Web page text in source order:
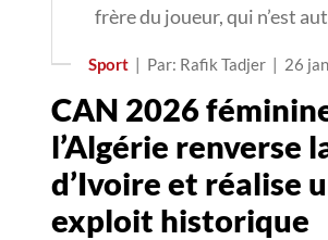
frère du joueur, qui n’est
Sport | Par: Rafik Tadjer | 26
CAN 2026
l’Algérie renverse
d’Ivoire et réalise
exploit historique